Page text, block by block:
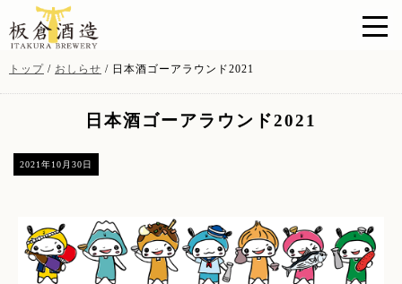
このページの本文へ
現
トップ / おしらせ / 日本酒ゴーアラウンド2021
日本酒ゴーアラウンド2021
2021年10月30日